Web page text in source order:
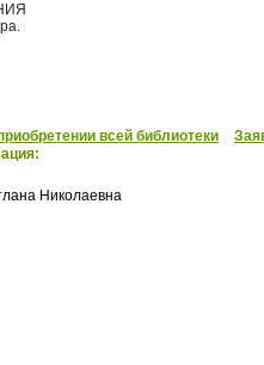
всей библиотеки
Николаевна